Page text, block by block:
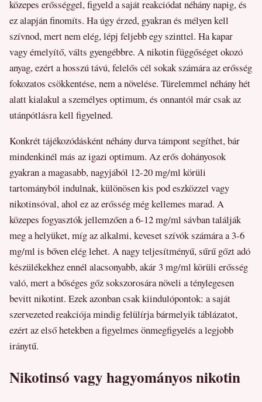
közepes erősséggel, figyeld a saját reakciódat néhány napig, és
ez alapján finomíts. Ha úgy érzed, gyakran és mélyen kell
szívnod, mert nem elég, lépj feljebb egy szinttel. Ha kapar
vagy émelyítő, válts gyengébbre. A nikotin függőséget okozó
anyag, ezért a hosszú távú, felelős cél sokak számára az erősség
fokozatos csökkentése, nem a növelése. Türelemmel néhány hét
alatt kialakul a személyes optimum, és onnantól már csak az
utánpótlásra kell figyelned.
Konkrét tájékozódásként néhány durva támpont segíthet, bár
mindenkinél más az igazi optimum. Az erős dohányosok
gyakran a magasabb, nagyjából 12-20 mg/ml körüli
tartományból indulnak, különösen kis pod eszközzel vagy
nikotinsóval, ahol ez az erősség még kellemes marad. A
közepes fogyasztók jellemzően a 6-12 mg/ml sávban találják
meg a helyüket, míg az alkalmi, keveset szívók számára a 3-6
mg/ml is bőven elég lehet. A nagy teljesítményű, sűrű gőzt adó
készülékekhez ennél alacsonyabb, akár 3 mg/ml körüli erősség
való, mert a bőséges gőz sokszorosára növeli a ténylegesen
bevitt nikotint. Ezek azonban csak kiindulópontok: a saját
szervezeted reakciója mindig felülírja bármelyik táblázatot,
ezért az első hetekben a figyelmes önmegfigyelés a legjobb
iránytű.
Nikotinsó vagy hagyományos nikotin